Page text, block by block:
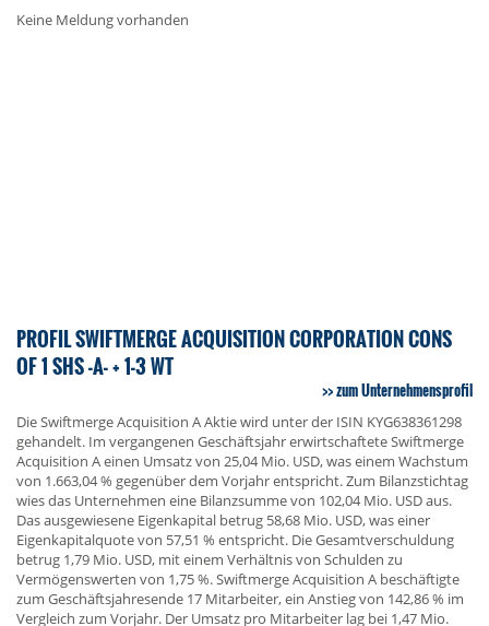
Keine Meldung vorhanden
PROFIL SWIFTMERGE ACQUISITION CORPORATION CONS
OF 1 SHS -A- + 1-3 WT
zum Unternehmensprofil
Die Swiftmerge Acquisition A Aktie wird unter der ISIN KYG638361298
gehandelt. Im vergangenen Geschäftsjahr erwirtschaftete Swiftmerge
Acquisition A einen Umsatz von 25,04 Mio. USD, was einem Wachstum
von 1.663,04 % gegenüber dem Vorjahr entspricht. Zum Bilanzstichtag
wies das Unternehmen eine Bilanzsumme von 102,04 Mio. USD aus.
Das ausgewiesene Eigenkapital betrug 58,68 Mio. USD, was einer
Eigenkapitalquote von 57,51 % entspricht. Die Gesamtverschuldung
betrug 1,79 Mio. USD, mit einem Verhältnis von Schulden zu
Vermögenswerten von 1,75 %. Swiftmerge Acquisition A beschäftigte
zum Geschäftsjahresende 17 Mitarbeiter, ein Anstieg von 142,86 % im
Vergleich zum Vorjahr. Der Umsatz pro Mitarbeiter lag bei 1,47 Mio.